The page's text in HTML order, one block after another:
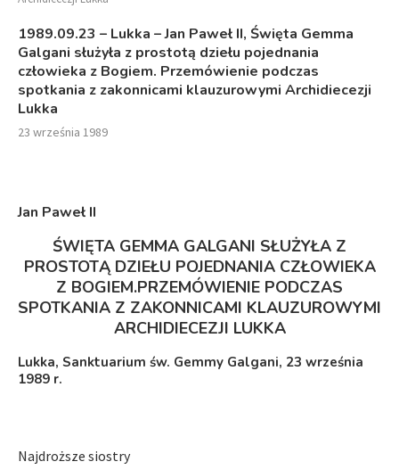
1989.09.23 – Lukka – Jan Paweł II, Święta Gemma
Galgani służyła z prostotą dziełu pojednania
człowieka z Bogiem. Przemówienie podczas
spotkania z zakonnicami klauzurowymi Archidiecezji
Lukka
23 września 1989
Jan Paweł II
ŚWIĘTA GEMMA GALGANI SŁUŻYŁA Z
PROSTOTĄ DZIEŁU POJEDNANIA CZŁOWIEKA
Z BOGIEM.PRZEMÓWIENIE PODCZAS
SPOTKANIA Z ZAKONNICAMI KLAUZUROWYMI
ARCHIDIECEZJI LUKKA
Lukka, Sanktuarium św. Gemmy Galgani, 23 września
1989 r.
Najdroższe siostry